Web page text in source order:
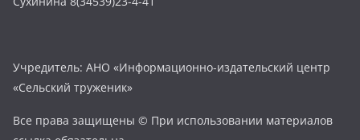
Учредитель: АНО «Информационно-издательский центр
«Сельский труженик»
Все права защищены © При использовании материалов